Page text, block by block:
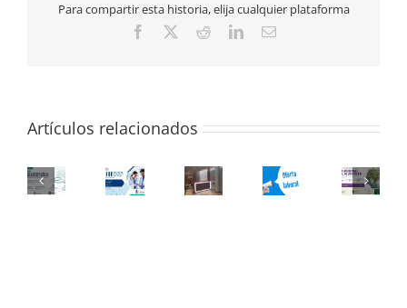
finaliza
Navideño
de
Médicos
Para compartir esta historia, elija cualquier plataforma
Facebook RedditLinkedInCorreo
Artículos relacionados